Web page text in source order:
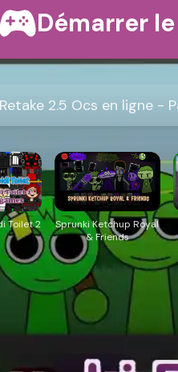
Démarrer
2.5 Ocs en ligne -
Toilet 2
Sprunki Ketchup Royal
& Friends